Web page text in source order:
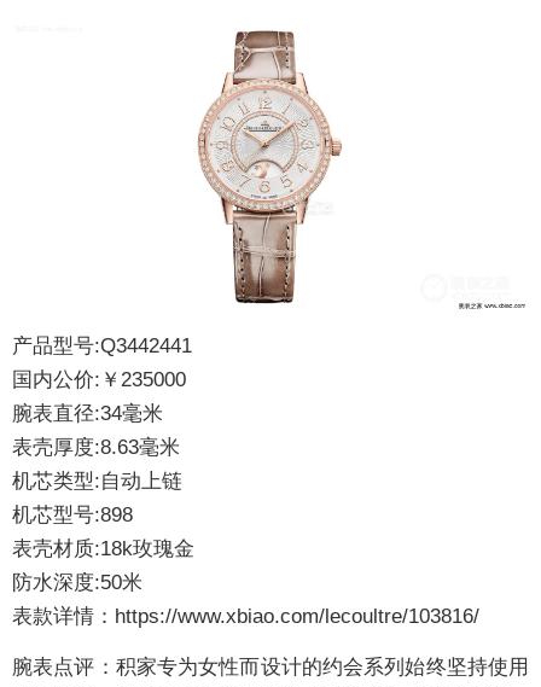
产品型号:Q3442441
国内公价:￥235000
腕表直径:34毫米
表壳厚度:8.63毫米
机芯类型:自动上链
机芯型号:898
表壳材质:18k玫瑰金
防水深度:50米
表款详情： https://www.xbiao.com/lecoultre/103816/
腕表点评： 积家专为女性而设计的约会系列始终坚持使用